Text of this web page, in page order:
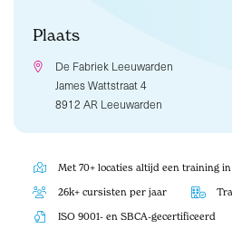
Plaats
De Fabriek Leeuwarden
James Wattstraat 4
8912 AR Leeuwarden
Met 70+ locaties altijd een training
26k+ cursisten per jaar
ISO 9001- en SBCA-gecertificeerd